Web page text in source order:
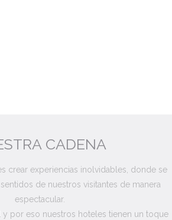
CADENA
crear experiencias inolvidables, donde se
de nuestros visitantes de manera
espectacular.
por eso nuestros hoteles tienen un toque